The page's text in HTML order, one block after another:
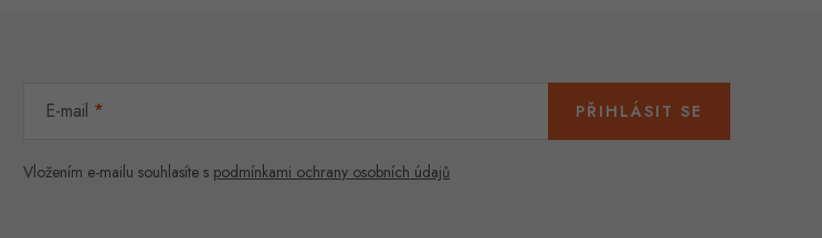
E-mail
Vložením e-mailu souhlasíte s podmínkami ochrany osobních údajů
PŘIHLÁSIT SE